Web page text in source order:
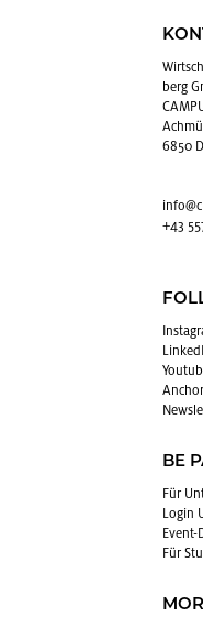
berg
6850
+43
An­chor
BE
Für
Login
Event-
Für